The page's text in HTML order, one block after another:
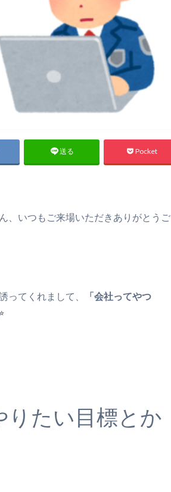
送る Pocket
、いつもご来場いただきありがとうご
ってくれまして、
「会社ってやつ
りたい目標とか